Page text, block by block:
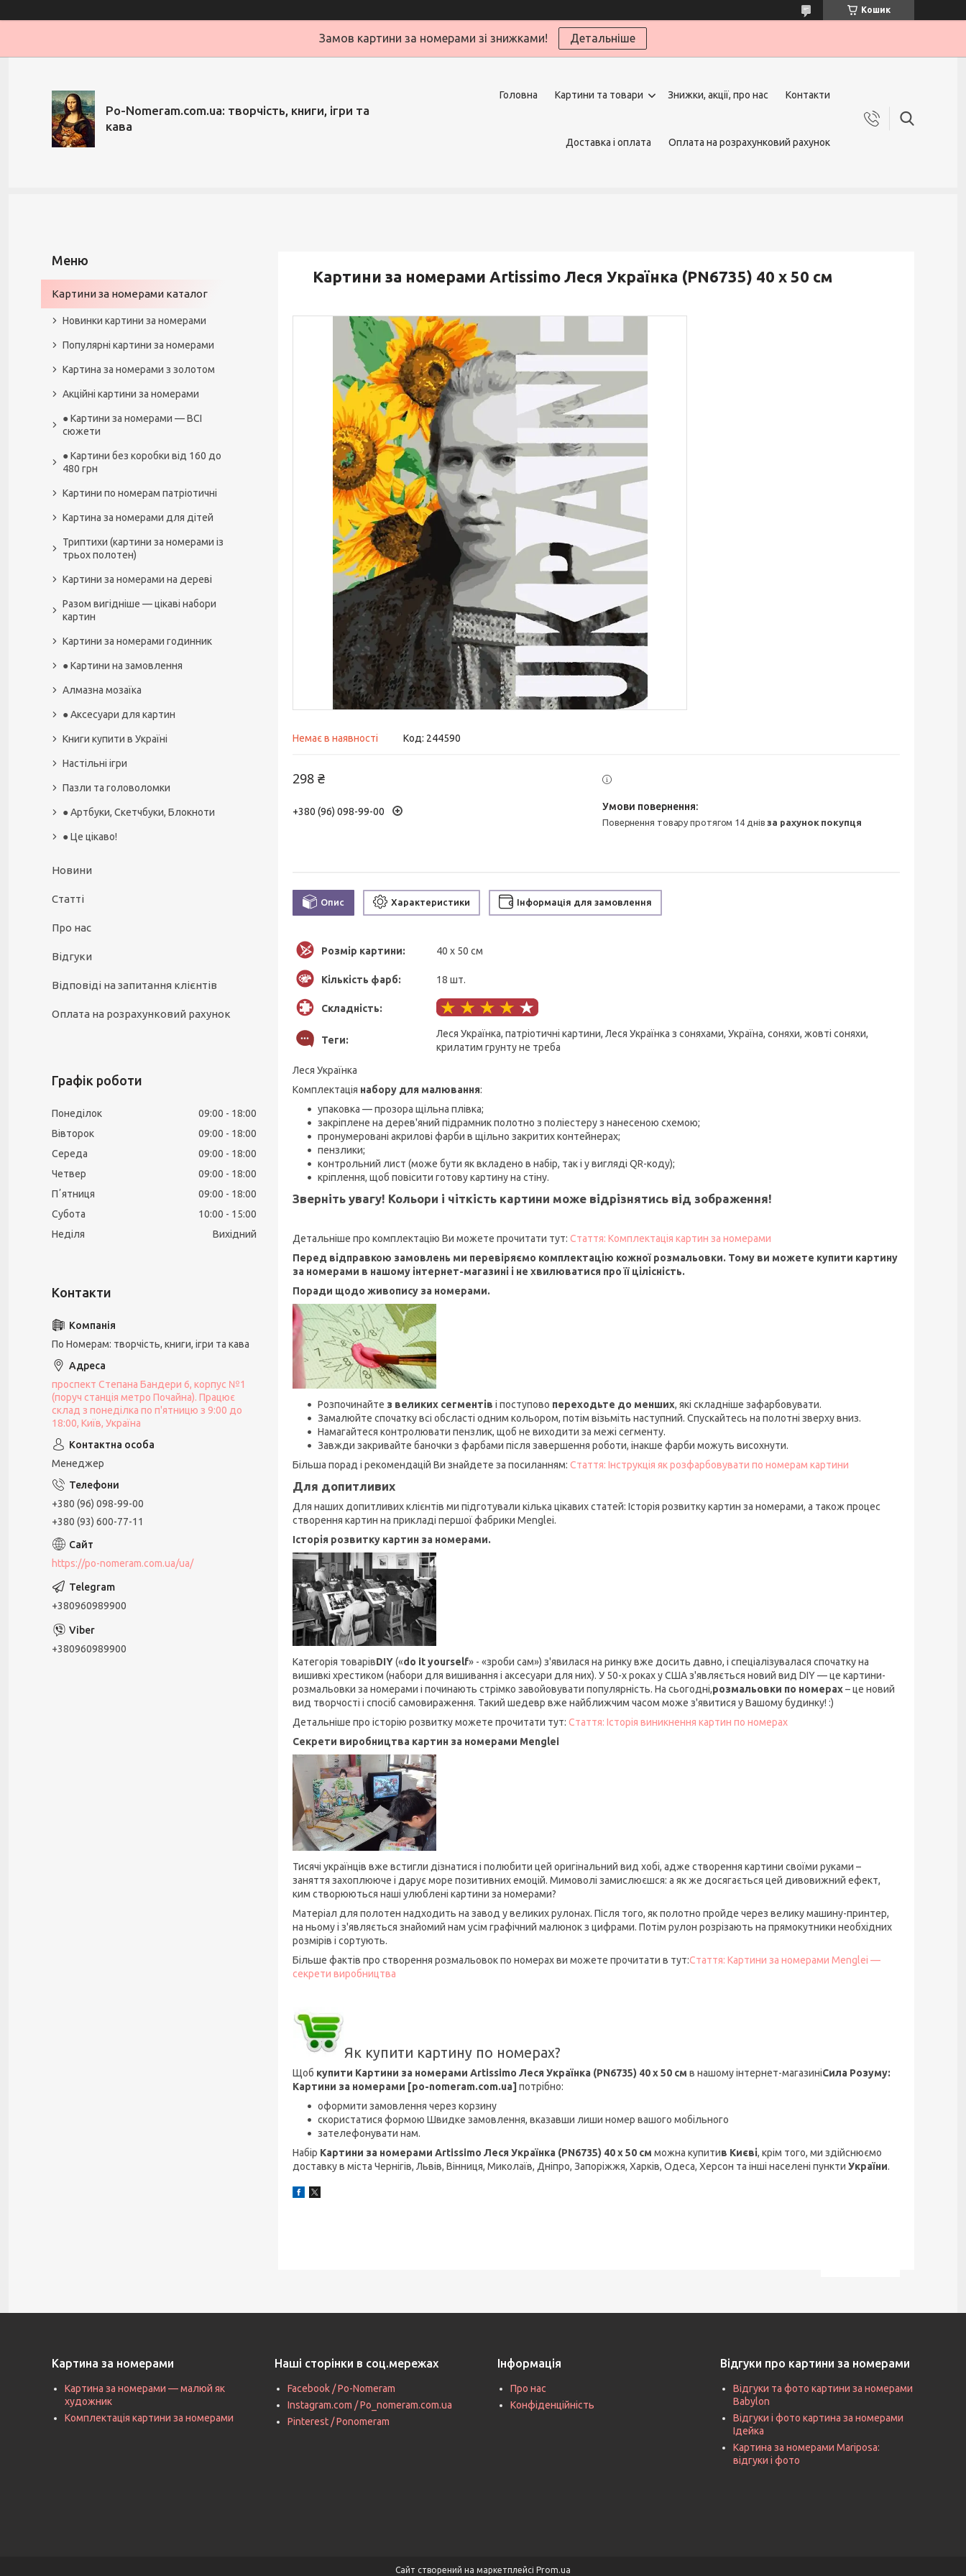
Кошик
Замов картини за номерами зі знижками! Детальніше
Po-Nomeram.com.ua: творчість, книги, ігри та
кава
Головна Картини та товари Знижки, акції, про нас Контакти
Доставка і оплата Оплата на розрахунковий рахунок
Картини за номерами Artissimo Леся Українка (PN6735) 40 х 50 см
Немає в наявності Код: 244590
298 ₴
+380 (96) 098-99-00
повернення товару протягом 14 днівза рахунок покупця
Опис Характеристики Інформація для замовлення
Розмір картини: 40 х 50 см
Кількість фарб: 18 шт.
Складність:
Теги:
Леся Українка, патріотичні картини, Леся Українка з соняхами, Україна, соняхи, жовті соняхи,
крилатим грунту не треба
Леся Українка
Комплектація набору для малювання:
упаковка — прозора щільна плівка;
закріплене на дерев'яний підрамник полотно з поліестеру з нанесеною схемою;
пронумеровані акрилові фарби в щільно закритих контейнерах;
пензлики;
контрольний лист (може бути як вкладено в набір, так і у вигляді QR-коду);
кріплення, щоб повісити готову картину на стіну.
Зверніть увагу! Кольори і чіткість картини може відрізнятись від зображення!
Детальніше про комплектацію Ви можете прочитати тут: Стаття: Комплектація картин за номерами
Перед відправкою замовлень ми перевіряємо комплектацію кожної розмальовки. Тому ви можете купити картину
за номерами в нашому інтернет-магазині і не хвилюватися про її цілісність.
Поради щодо живопису за номерами.
Розпочинайте з великих сегментів і поступово переходьте до менших, які складніше зафарбовувати.
Замалюйте спочатку всі обсласті одним кольором, потім візьміть наступний. Спускайтесь на полотні зверху вниз.
Намагайтеся контролювати пензлик, щоб не виходити за межі сегменту.
Завжди закривайте баночки з фарбами після завершення роботи, інакше фарби можуть висохнути.
Більша порад і рекомендацій Ви знайдете за посиланням: Стаття: Інструкція як розфарбовувати по номерам картини
Для допитливих
Для наших допитливих клієнтів ми підготували кілька цікавих статей: Історія розвитку картин за номерами, а також процес
створення картин на прикладі першої фабрики Menglei.
Історія розвитку картин за номерами.
Категорія товарівDIY(«do it yourself» - «зроби сам») з'явилася на ринку вже досить давно, і спеціалізувалася спочатку на
вишивкі хрестиком (набори для вишивання і аксесуари для них). У 50-х роках у США з'являється новий вид DIY — це картини-
розмальовки за номерами і починають стрімко завойовувати популярність. На сьогодні,розмальовки по номерах– це новий
вид творчості і спосіб самовираження. Такий шедевр вже найближчим часом може з'явитися у Вашому будинку! :)
Детальніше про історію розвитку можете прочитати тут: Стаття: Історія виникнення картин по номерах
Секрети виробництва картин за номерами Menglei
Тисячі українців вже встигли дізнатися і полюбити цей оригінальний вид хобі, адже створення картини своїми руками –
заняття захоплююче і дарує море позитивних емоцій. Мимоволі замислюєшся: а як же досягається цей дивовижний ефект,
ким створюються наші улюблені картини за номерами?
Матеріал для полотен надходить на завод у великих рулонах. Після того, як полотно пройде через велику машину-принтер,
на ньому і з'являється знайомий нам усім графічний малюнок з цифрами. Потім рулон розрізають на прямокутники необхідних
розмірів і сортують.
Більше фактів про створення розмальовок по номерах ви можете прочитати в тут:Стаття: Картини за номерами Menglei —
секрети виробництва
Як купити картину по номерах?
Щоб купити Картини за номерами Artissimo Леся Українка (PN6735) 40 х 50 см в нашому інтернет-магазиніСила Розуму:
Картини за номерами [po-nomeram.com.ua] потрібно:
оформити замовлення через корзину
скористатися формою Швидке замовлення, вказавши лиши номер вашого мобільного
зателефонувати нам.
Набір Картини за номерами Artissimo Леся Українка (PN6735) 40 х 50 см можна купитив Києві, крім того, ми здійснюємо
доставку в міста Чернігів, Львів, Вінниця, Миколаїв, Дніпро, Запоріжжя, Харків, Одеса, Херсон та інші населені пункти України.
Картини за номерами каталог
Новинки картини за номерами
Популярні картини за номерами
Картина за номерами з золотом
Акційні картини за номерами
● Картини за номерами — ВСІ
сюжети
● Картини без коробки від 160 до
480 грн
Картини по номерам патріотичні
Картина за номерами для дітей
Триптихи (картини за номерами із
трьох полотен)
Картини за номерами на дереві
Разом вигідніше — цікаві набори
картин
Картини за номерами годинник
● Картини на замовлення
Алмазна мозаїка
● Аксесуари для картин
Книги купити в Україні
Настільні ігри
Пазли та головоломки
● Артбуки, Скетчбуки, Блокноти
● Це цікаво!
Новини
Статті
Про нас
Відгуки
Відповіді на запитання клієнтів
Оплата на розрахунковий рахунок
Графік роботи
Понеділок 09:00
18:00
Вівторок
09:00
18:00
Середа
09:00
18:00
Четвер
09:00
18:00
Пʼятниця
09:00
18:00
Субота
10:00
15:00
Неділя
Вихідний
По Номерам: творчість, книги, ігри та кава
проспект Степана Бандери 6, корпус №1
(поруч станція метро Почайна). Працює
склад з понеділка по п'ятницю з 9:00 до
18:00, Київ, Україна
Менеджер
+380 (96) 098-99-00
+380 (93) 600-77-11
https://po-nomeram.com.ua/ua/
+380960989900
+380960989900
Картина за номерами
Картина за номерами — малюй як
художник
Комплектація картини за номерами
Наші сторінки в соц.мережах
Facebook / Po-Nomeram
Instagram.com / Po_nomeram.com.ua
Pinterest / Ponomeram
Інформація
Про нас
Конфіденційність
Відгуки про картини за номерами
Відгуки та фото картини за номерами
Babylon
Відгуки і фото картина за номерами
Ідейка
Картина за номерами Mariposa:
відгуки і фото
Сайт створений на маркетплейсі Prom.ua